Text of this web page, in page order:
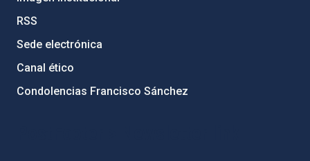
RSS
Sede electrónica
Canal ético
Condolencias Francisco Sánchez